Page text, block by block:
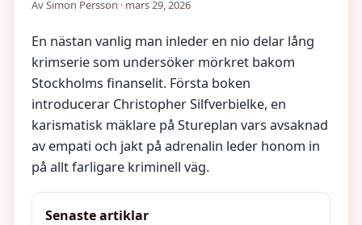
Av Simon Persson · mars 29, 2026
En nästan vanlig man inleder en nio delar lång
krimserie som undersöker mörkret bakom
Stockholms finanselit. Första boken
introducerar Christopher Silfverbielke, en
karismatisk mäklare på Stureplan vars avsaknad
av empati och jakt på adrenalin leder honom in
på allt farligare kriminell väg.
Senaste artiklar